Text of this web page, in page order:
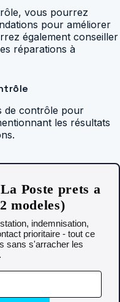
vous pourrez
pour améliorer
également conseiller
réparations à
de contrôle pour
les résultats
Poste prets a
modeles)
indemnisation,
prioritaire - tout ce
sans s'arracher les